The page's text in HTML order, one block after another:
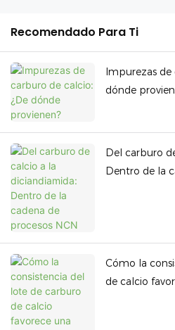
Recomendado Para Ti
Impurezas de
dónde
Del carburo
Dentro de la
Cómo la
de calcio